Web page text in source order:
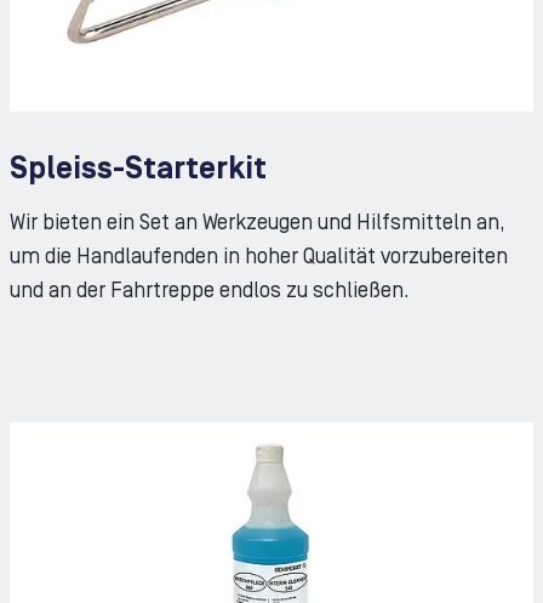
Spleiss-Starterkit
Wir bieten ein Set an Werkzeugen und Hilfsmitteln an,
um die Handlaufenden in hoher Qualität vorzubereiten
und an der Fahrtreppe endlos zu schließen.